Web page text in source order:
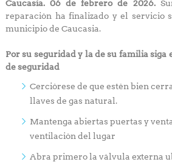
Caucasia. 06 de febrero de 2026.
reparación ha finalizado y el servicio
municipio de Caucasia.
Por su seguridad y la de su familia siga
de seguridad
Cerciórese de que estén bien
llaves de gas natural.
Mantenga abiertas puertas y
ventilación del lugar
Abra primero la válvula externa